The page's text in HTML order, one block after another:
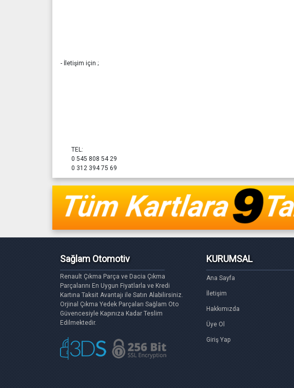
- İletişim için ;
TEL:
0 545 808 54 29
0 312 394 75 69
Sağlam Otomotiv
Renault Çıkma Parça ve Dacia Çıkma
Parçalarını En Uygun Fiyatlarla ve Kredi
Kartına Taksit Avantajı ile Satın Alabilirsiniz.
Orjinal Çıkma Yedek Parçaları Sağlam Oto
Güvencesiyle Kapınıza Kadar Teslim
Edilmektedir.
KURUMSAL
Ana Sayfa
İletişim
Hakkımızda
Üye Ol
Giriş Yap